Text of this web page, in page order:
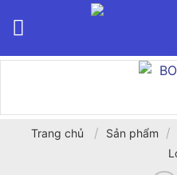
Trang chủ / Sản phẩm /